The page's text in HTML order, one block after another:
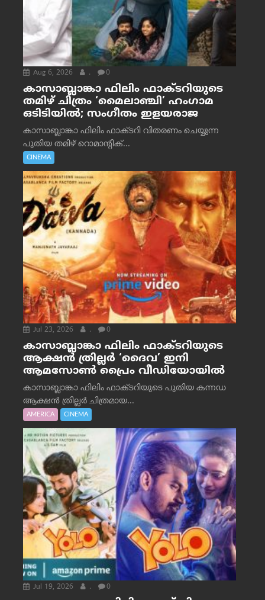
Aug 6, 2026 . 0
കാസാബ്ലാങ്കാ ഫിലിം ഫാക്ടറിയുടെ
തമിഴ് ചിത്രം ‘മൈലാഞ്ചി’ ഹംഗാമ
ഒടിടിയിൽ; സംഗീതം ഇളയരാജ
കാസാബ്ലാങ്കാ ഫിലിം ഫാക്ടറി വിതരണം ചെയ്യുന്ന
പുതിയ തമിഴ് റൊമാന്റിക്...
CINEMA
Jul 23, 2026 . 0
കാസാബ്ലാങ്കാ ഫിലിം ഫാക്ടറിയുടെ
ആക്ഷൻ ത്രില്ലർ ‘ദൈവ’ ഇനി
ആമസോൺ പ്രൈം വീഡിയോയിൽ
കാസാബ്ലാങ്കാ ഫിലിം ഫാക്ടറിയുടെ പുതിയ കന്നഡ
ആക്ഷൻ ത്രില്ലർ ചിത്രമായ...
AMERICA CINEMA
Jul 19, 2026 . 0